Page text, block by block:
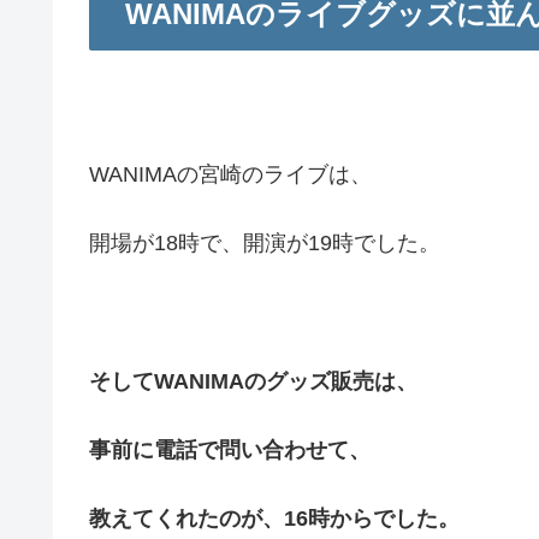
WANIMAのライブグッズに並
WANIMAの宮崎のライブは、
開場が18時で、開演が19時でした。
そしてWANIMAのグッズ販売は、
事前に電話で問い合わせて、
教えてくれたのが、16時からでした。